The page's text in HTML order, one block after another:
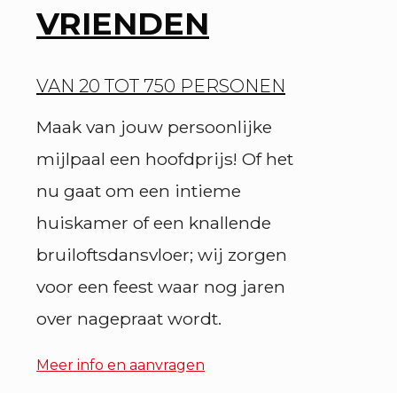
VRIENDEN
VAN 20 TOT 750 PERSONEN
Maak van jouw persoonlijke
mijlpaal een hoofdprijs! Of het
nu gaat om een intieme
huiskamer of een knallende
bruiloftsdansvloer; wij zorgen
voor een feest waar nog jaren
over nagepraat wordt.
Meer info en aanvragen